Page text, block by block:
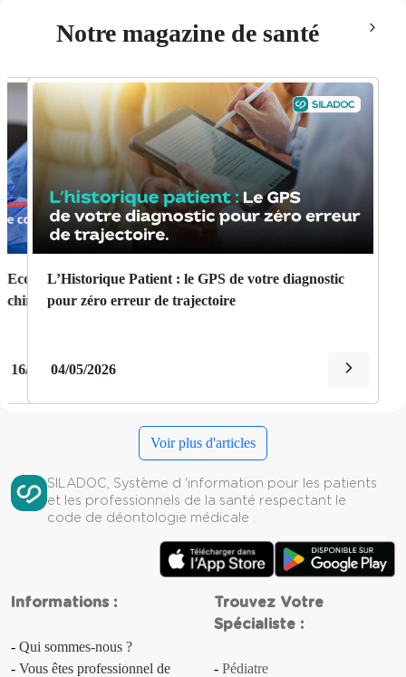
Algodystrophie
Algoneurodystrophie
Allergie
Alopécie
Alzheimer (maladie d')
Amblyopie
Aménorrhée
Amyotrophie
Anasarque
Anévrisme
Angor
Anorexie
Notre magazine de santé
Zero Papier en 2026: le guide ultime pour
dématérialiser vos dossiers patients
14/05/2026
L’Historique Patient : le GPS de votre diagnostic
pour zéro erreur de trajectoire
04/05/2026
Voir plus d'articles
SILADOC, Système d 'information pour les patients
et les professionnels de la santé respectant le
code de déontologie médicale .
Informations :
Qui sommes-nous ?
Vous êtes professionnel de
Trouvez Votre
Spécialiste :
Pédiatre